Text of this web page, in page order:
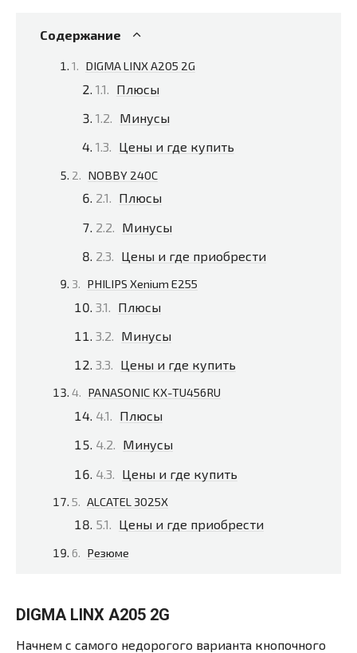
Содержание
DIGMA LINX A205 2G
Плюсы
Минусы
Цены и где купить
NOBBY 240C
Плюсы
Минусы
Цены и где приобрести
PHILIPS Xenium E255
Плюсы
Минусы
Цены и где купить
PANASONIC KX-TU456RU
Плюсы
Минусы
Цены и где купить
ALCATEL 3025X
Цены и где приобрести
Резюме
DIGMA LINX A205 2G
Начнем с самого недорогого варианта кнопочного